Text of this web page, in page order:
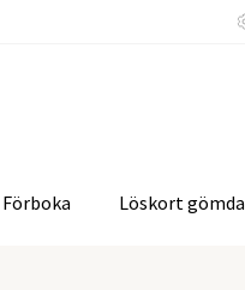
Förboka Löskort gömda